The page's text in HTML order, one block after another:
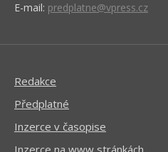
E-mail: predplatne@vpress.cz
Redakce
Předplatné
Inzerce v časopise